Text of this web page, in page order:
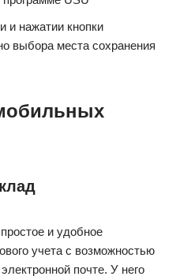
и нажатии кнопки
выбора места сохранения
и удобное
учета с возможностью
почте. У него